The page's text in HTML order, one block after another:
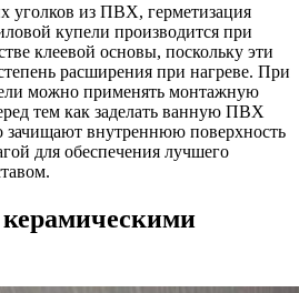
уголков из ПВХ, герметизация
купели производится при
клеевой основы, поскольку эти
расширения при нагреве. При
можно применять монтажную
тем как заделать ванную ПВХ
зачищают внутреннюю поверхность
для обеспечения лучшего